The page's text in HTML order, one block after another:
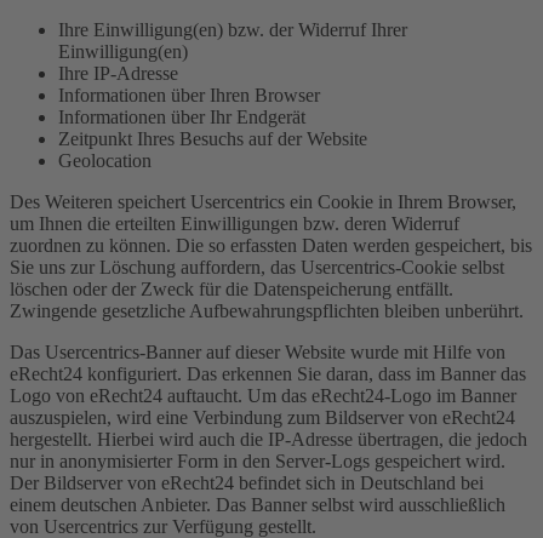
Ihre Einwilligung(en) bzw. der Widerruf Ihrer
Einwilligung(en)
Ihre IP-Adresse
Informationen über Ihren Browser
Informationen über Ihr Endgerät
Zeitpunkt Ihres Besuchs auf der Website
Geolocation
Des Weiteren speichert Usercentrics ein Cookie in Ihrem Browser,
um Ihnen die erteilten Einwilligungen bzw. deren Widerruf
zuordnen zu können. Die so erfassten Daten werden gespeichert, bis
Sie uns zur Löschung auffordern, das Usercentrics-Cookie selbst
löschen oder der Zweck für die Datenspeicherung entfällt.
Zwingende gesetzliche Aufbewahrungspflichten bleiben unberührt.
Das Usercentrics-Banner auf dieser Website wurde mit Hilfe von
eRecht24 konfiguriert. Das erkennen Sie daran, dass im Banner das
Logo von eRecht24 auftaucht. Um das eRecht24-Logo im Banner
auszuspielen, wird eine Verbindung zum Bildserver von eRecht24
hergestellt. Hierbei wird auch die IP-Adresse übertragen, die jedoch
nur in anonymisierter Form in den Server-Logs gespeichert wird.
Der Bildserver von eRecht24 befindet sich in Deutschland bei
einem deutschen Anbieter. Das Banner selbst wird ausschließlich
von Usercentrics zur Verfügung gestellt.